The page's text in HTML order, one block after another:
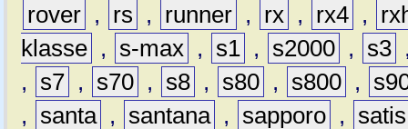
rover , rs , runner , rx , rx4 ,
klasse , s-max , s1 , s2000 , s3
,
s7 , s70 , s8 , s80 , s800 ,
,
santa , santana , sapporo ,
satis